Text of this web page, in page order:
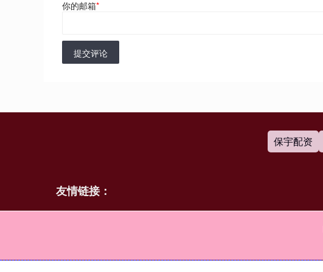
你的邮箱*
提交评论
保宇配资
友情链接：